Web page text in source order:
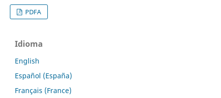
PDFA
Idioma
English
Español (España)
Français (France)